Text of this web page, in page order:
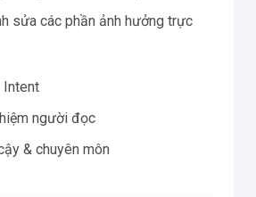
sửa các phần ảnh hưởng trực
Intent
người đọc
& chuyên môn